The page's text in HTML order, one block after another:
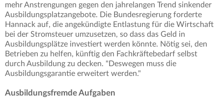
mehr Anstrengungen gegen den jahrelangen Trend sinkender
Ausbildungsplatzangebote. Die Bundesregierung forderte
Hannack auf, die angekündigte Entlastung für die Wirtschaft
bei der Stromsteuer umzusetzen, so dass das Geld in
Ausbildungsplätze investiert werden könnte. Nötig sei, den
Betrieben zu helfen, künftig den Fachkräftebedarf selbst
durch Ausbildung zu decken. "Deswegen muss die
Ausbildungsgarantie erweitert werden."
Ausbildungsfremde Aufgaben